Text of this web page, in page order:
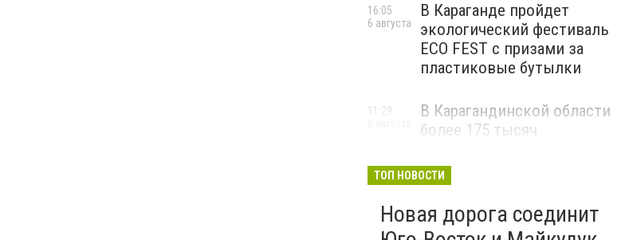
В Караганде пройдет
экологический фестиваль
ECO FEST с призами за
пластиковые бутылки
16:05
6 августа
В Карагандинской области
более 175 тысяч
учебный год 1 сентября
11:29
ТОП НОВОСТИ
Новая дорога соединит